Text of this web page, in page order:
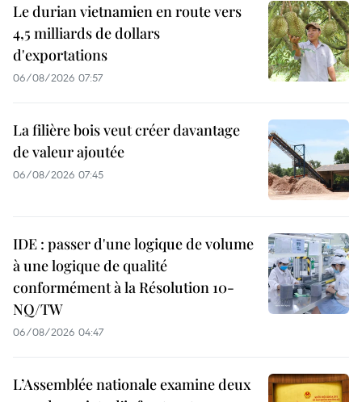
Le durian vietnamien en route vers
4,5 milliards de dollars
d'exportations
06/08/2026 07:57
La filière bois veut créer davantage
de valeur ajoutée
06/08/2026 07:45
IDE : passer d'une logique de volume
à une logique de qualité
conformément à la Résolution 10-
NQ/TW
06/08/2026 04:47
L’Assemblée nationale examine deux